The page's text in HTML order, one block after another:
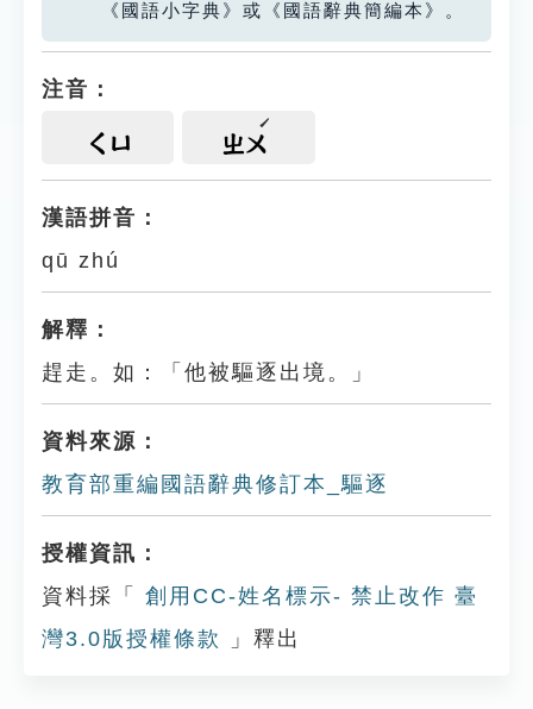
《國語小字典》或《國語辭典簡編本》。
注音：
ㄑㄩ ㄓㄨ
漢語拼音：
qū zhú
解釋：
趕走。如：「他被驅逐出境。」
資料來源：
教育部重編國語辭典修訂本_驅逐
授權資訊：
資料採「
創用CC-姓名標示- 禁止改作 臺
灣3.0版授權條款
」釋出